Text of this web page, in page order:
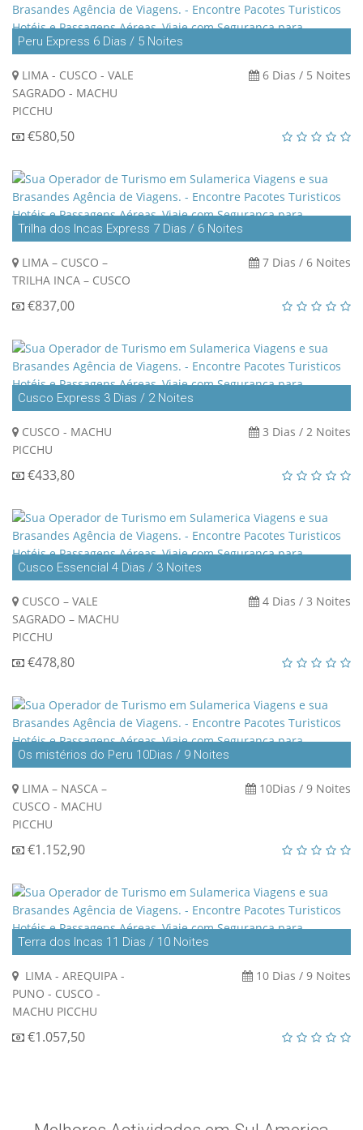
Peru Express 6 Dias / 5 Noites
LIMA - CUSCO - VALE
SAGRADO - MACHU
PICCHU
6 Dias / 5 Noites
€580,50
Trilha dos Incas Express 7 Dias / 6 Noites
LIMA – CUSCO –
TRILHA INCA – CUSCO
7 Dias / 6 Noites
€837,00
Cusco Express 3 Dias / 2 Noites
CUSCO - MACHU
PICCHU
3 Dias / 2 Noites
€433,80
Cusco Essencial 4 Dias / 3 Noites
CUSCO – VALE
SAGRADO – MACHU
PICCHU
4 Dias / 3 Noites
€478,80
Os mistérios do Peru 10Dias / 9 Noites
LIMA – NASCA –
CUSCO - MACHU
PICCHU
10Dias / 9 Noites
€1.152,90
Terra dos Incas 11 Dias / 10 Noites
LIMA - AREQUIPA -
PUNO - CUSCO -
MACHU PICCHU
10 Dias / 9 Noites
€1.057,50